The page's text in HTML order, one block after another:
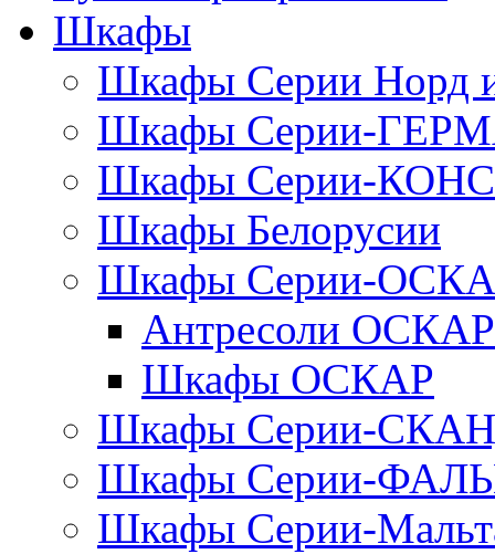
Шкафы
Шкафы Серии
Шкафы Серии-
Шкафы Серии-
Шкафы Белорусии
Шкафы Серии-
Антресоли ОСКАР
Шкафы ОСКАР
Шкафы Серии-
Шкафы Серии-
Шкафы Серии-